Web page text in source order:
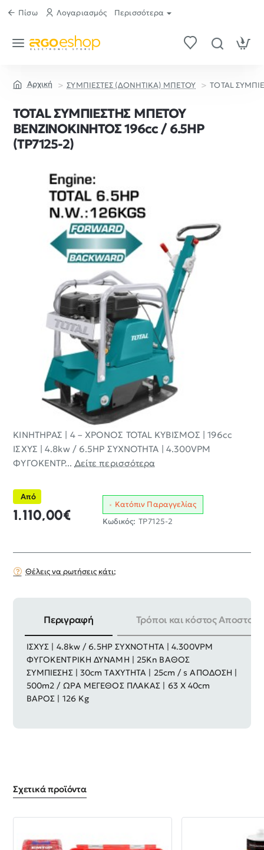
Πίσω Λογαριασμός Περισσότερα
ΣΥΜΠΙΕΣΤΕΣ (ΔΟΝΗΤΙΚΑ) ΜΠΕΤΟΥ TOTAL
TOTAL ΣΥΜΠΙΕΣΤΗΣ ΜΠΕΤΟΥ
ΒΕΝΖΙΝΟΚΙΝΗΤΟΣ 196cc / 6.5ΗΡ
(TP7125-2)
ΚΙΝΗΤΗΡΑΣ | 4 – ΧΡΟΝΟΣ TOTAL ΚΥΒΙΣΜΟΣ | 196cc
ΙΣΧΥΣ | 4.8kw / 6.5HP ΣΥΧΝΟΤΗΤΑ | 4.300VPM
ΦΥΓΟΚΕΝΤΡ... Δείτε περισσότερα
Από
1.110,00€
Κατόπιν Παραγγελίας
Κωδικός: TP7125-2
Θέλεις να ρωτήσεις κάτι;
Περιγραφή Τρόποι και κόστος
ΚΙΝΗΤΗΡΑΣ | 4 – ΧΡΟΝΟΣ TOTAL ΚΥΒΙΣΜΟΣ | 196cc
ΙΣΧΥΣ | 4.8kw / 6.5HP ΣΥΧΝΟΤΗΤΑ | 4.300VPM
ΦΥΓΟΚΕΝΤΡΙΚΗ ΔΥΝΑΜΗ | 25Kn ΒΑΘΟΣ
ΣΥΜΠΙΕΣΗΣ | 30cm ΤΑΧΥΤΗΤΑ | 25cm / s ΑΠΟΔΟΣΗ |
500m2 / ΩΡΑ ΜΕΓΕΘΟΣ ΠΛΑΚΑΣ | 63 Χ 40cm
ΒΑΡΟΣ | 126 Kg
Σχετικά προϊόντα